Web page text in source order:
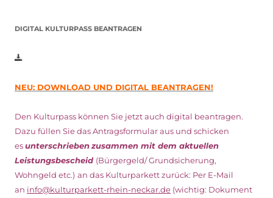
DIGITAL KULTURPASS BEANTRAGEN
NEU: DOWNLOAD UND DIGITAL BEANTRAGEN!
Den Kulturpass können Sie jetzt auch digital beantragen.
Dazu füllen Sie das Antragsformular aus und schicken
esunterschriebenzusammen mit dem aktuellen
Leistungsbescheid (Bürgergeld/ Grundsicherung,
Wohngeld etc.) an das Kulturparkett zurück: Per E-Mail
an info@kulturparkett-rhein-neckar.de (wichtig: Dokument